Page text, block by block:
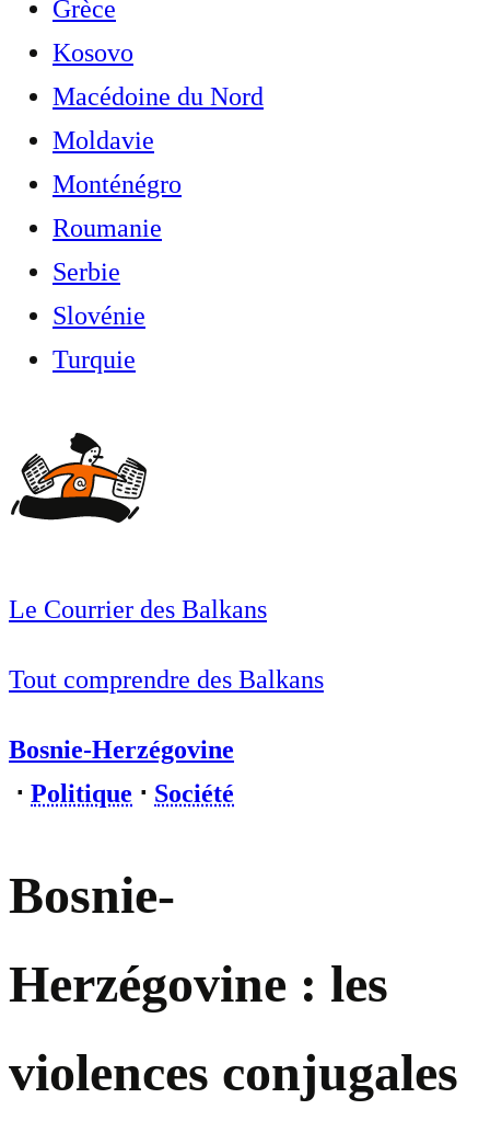
Grèce
Kosovo
Macédoine du Nord
Moldavie
Monténégro
Roumanie
Serbie
Slovénie
Turquie
Le Courrier des Balkans
Tout comprendre des Balkans
Bosnie-Herzégovine
⋅ Politique ⋅ Société
Bosnie-
Herzégovine : les
violences conjugales